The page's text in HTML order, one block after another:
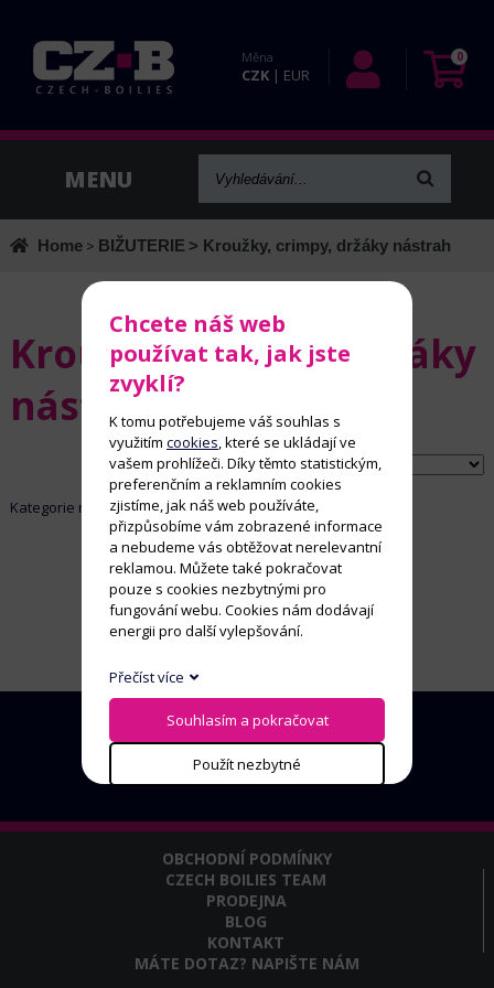
Měna
CZK | EUR
0
Home> BIŽUTERIE > Kroužky, crimpy, držáky nástrah
Kroužky, crimpy, držáky
nástrah
Řadit dle:
Kategorie neobsahuje žádné aktivní položky
OBCHODNÍ PODMÍNKY
CZECH BOILIES TEAM
PRODEJNA
BLOG
KONTAKT
MÁTE DOTAZ? NAPIŠTE NÁM
Chcete náš web
používat tak, jak jste
zvyklí?
K tomu potřebujeme váš souhlas s
využitím cookies , které se ukládají ve
vašem prohlížeči. Díky těmto statistickým,
preferenčním a reklamním cookies
zjistíme, jak náš web používáte,
přizpůsobíme vám zobrazené informace
a nebudeme vás obtěžovat nerelevantní
reklamou. Můžete také pokračovat
pouze s cookies nezbytnými pro
fungování webu. Cookies nám dodávají
energii pro další vylepšování.
Přečíst více
Souhlasím a pokračovat
Použít nezbytné